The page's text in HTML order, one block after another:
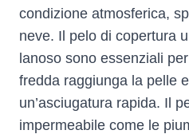
condizione atmosferica,
neve. Il pelo di copertura
lanoso sono essenziali
fredda raggiunga la pelle
un’asciugatura rapida. Il
impermeabile come le